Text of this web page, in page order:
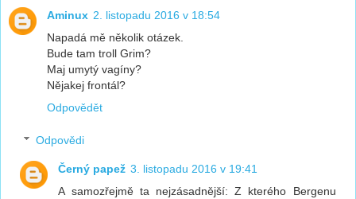
Aminux 2. listopadu 2016 v 18:54
Napadá mě několik otázek.
Bude tam troll Grim?
Maj umytý vagíny?
Nějakej frontál?
Odpovědět
Odpovědi
Černý papež 3. listopadu 2016 v 19:41
A samozřejmě ta nejzásadnější: Z kterého Bergenu